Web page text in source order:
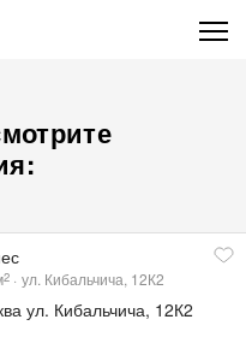
2 ул. Кибальчича, 12К2
ул. Кибальчича, 12К2